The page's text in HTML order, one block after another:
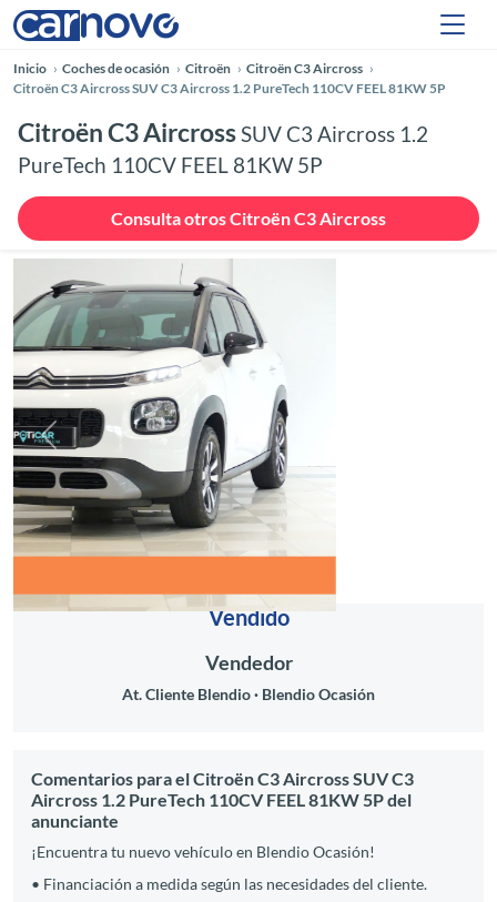
Inicio Coches de ocasión Citroën
Citroën C3 Aircross
Citroën C3 Aircross SUV C3 Aircross 1.2 PureTech 110CV FEEL 81KW 5P
Citroën C3 AircrossSUV C3 Aircross 1.2
PureTech 110CV FEEL 81KW 5P
Consulta otros Citroën C3 Aircross
Anterior
Vendido
Vendedor
At. Cliente Blendio Blendio Ocasión
Comentarios para el Citroën C3 Aircross SUV C3
Aircross 1.2 PureTech 110CV FEEL 81KW 5P del
anunciante
¡Encuentra tu nuevo vehículo en Blendio Ocasión!
• Financiación a medida según las necesidades del cliente.